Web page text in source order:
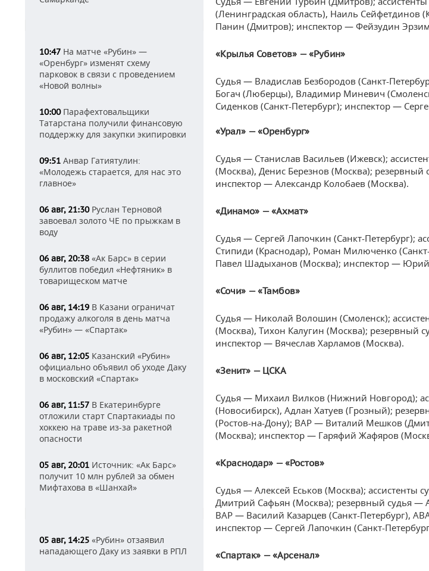
10:47 На матче «Рубин» —
«Оренбург» изменят схему
парковок в связи с проведением
«Новой волны»
10:00Парафехтовальщики
Татарстана получили финансовую
поддержку для закупки экипировки
09:51 Анвар Гатиятулин:
«Молодежь старается, для нас это
главное»
06 авг, 21:30Руслан Терновой
завоевал золото ЧЕ по прыжкам в
воду
06 авг, 20:38 «Ак Барс» в серии
буллитов победил «Нефтяник» в
товарищеском матче
06 авг, 14:19 В Казани ограничат
продажу алкоголя в день матча
«Рубин» — «Спартак»
06 авг, 12:05 Казанский «Рубин»
официально объявил об уходе Даку
в московский «Спартак»
06 авг, 11:57 В Екатеринбурге
отложили старт Спартакиады по
хоккею на траве из-за ракетной
опасности
05 авг, 20:01 Источник: «Ак Барс»
получит 10 млн рублей за обмен
Мифтахова в «Шанхай»
05 авг, 14:25 «Рубин» отзаявил
нападающего Даку из заявки в РПЛ
(Ленинградская область), Наиль Сейфетдинов
Панин (Дмитров); инспектор — Фейзудин
«Крылья Советов» — «Рубин»
Судья — Владислав Безбородов (Санкт-
Богач (Люберцы), Владимир Миневич
Сиденков (Санкт-Петербург); инспектор —
«Урал» — «Оренбург»
Судья — Станислав Васильев (Ижевск);
(Москва), Денис Березнов (Москва); резервный
инспектор — Александр Колобаев (Москва).
«Динамо» — «Ахмат»
Судья — Сергей Лапочкин (Санкт-Петербург);
Стипиди (Краснодар), Роман Милюченко
Павел Шадыханов (Москва); инспектор — Юрий
«Сочи» — «Тамбов»
Судья — Николай Волошин (Смоленск);
(Москва), Тихон Калугин (Москва); резервный
инспектор — Вячеслав Харламов (Москва).
«Зенит» — ЦСКА
Судья — Михаил Вилков (Нижний Новгород);
(Новосибирск), Адлан Хатуев (Грозный);
(Ростов-на-Дону); ВАР — Виталий Мешков
(Москва); инспектор — Гаряфий Жафяров
«Краснодар» — «Ростов»
Судья — Алексей Еськов (Москва);
Дмитрий Сафьян (Москва); резервный судья —
ВАР — Василий Казарцев (Санкт-Петербург),
инспектор — Сергей Лапочкин (Санкт-
«Спартак» — «Арсенал»